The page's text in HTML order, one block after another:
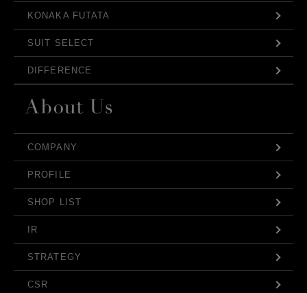
KONAKA FUTATA
SUIT SELECT
DIFFERENCE
COMPANY
PROFILE
SHOP LIST
IR
STRATEGY
CSR